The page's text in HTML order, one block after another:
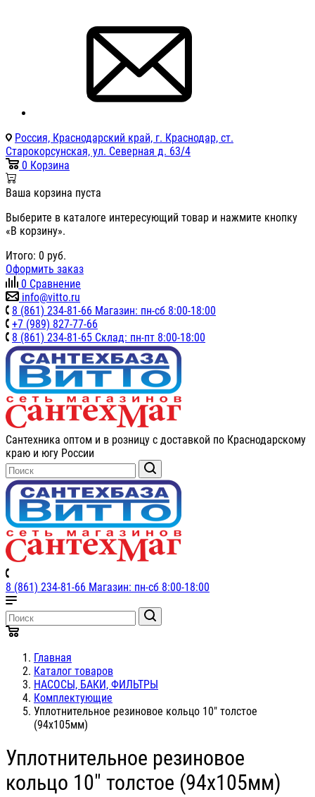
Россия, Краснодарский край, г. Краснодар, ст.
Старокорсунская, ул. Северная д. 63/4
0 Корзина
Ваша корзина пуста
Выберите в каталоге интересующий товар и нажмите кнопку
«В корзину».
Итого: 0 руб.
Оформить заказ
0 Сравнение
info@vitto.ru
8 (861) 234-81-66 Магазин: пн-сб 8:00-18:00
+7 (989) 827-77-66
8 (861) 234-81-65 Склад: пн-пт 8:00-18:00
Сантехника оптом и в розницу с доставкой по Краснодарскому
краю и югу России
8 (861) 234-81-66 Магазин: пн-сб 8:00-18:00
Главная
Каталог товаров
НАСОСЫ, БАКИ, ФИЛЬТРЫ
Комплектующие
Уплотнительное резиновое кольцо 10" толстое
(94х105мм)
Уплотнительное резиновое
кольцо 10" толстое (94х105мм)